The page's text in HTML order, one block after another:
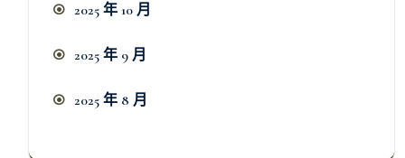
2025 年 10 月
2025 年 9 月
2025 年 8 月